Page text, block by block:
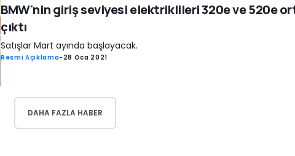
BMW'nin giriş seviyesi elektriklileri 320e ve 520e
çıktı
Satışlar Mart ayında başlayacak.
Resmi Açıklama- 28 Oca 2021
DAHA FAZLA HABER